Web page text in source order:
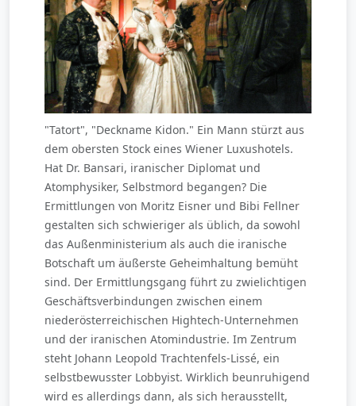
"Tatort", "Deckname Kidon." Ein Mann stürzt aus
dem obersten Stock eines Wiener Luxushotels.
Hat Dr. Bansari, iranischer Diplomat und
Atomphysiker, Selbstmord begangen? Die
Ermittlungen von Moritz Eisner und Bibi Fellner
gestalten sich schwieriger als üblich, da sowohl
das Außenministerium als auch die iranische
Botschaft um äußerste Geheimhaltung bemüht
sind. Der Ermittlungsgang führt zu zwielichtigen
Geschäftsverbindungen zwischen einem
niederösterreichischen Hightech-Unternehmen
und der iranischen Atomindustrie. Im Zentrum
steht Johann Leopold Trachtenfels-Lissé, ein
selbstbewusster Lobbyist. Wirklich beunruhigend
wird es allerdings dann, als sich herausstellt,